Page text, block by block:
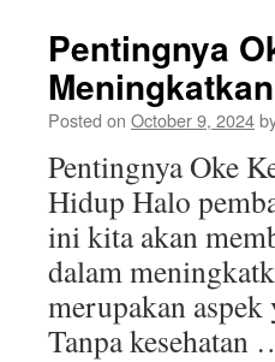
Pentingnya
Posted on October 9, 2024
Pentingnya Oke
Hidup Halo
ini kita akan
dalam
merupakan
Tanpa kesehatan